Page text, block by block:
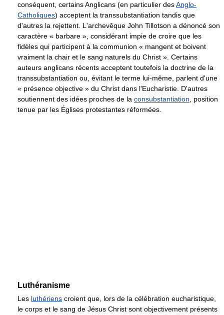
conséquent, certains Anglicans (en particulier desAnglo-
Catholiques) acceptent la transsubstantiation tandis que
d'autres la rejettent. L'archevêque John Tillotson a dénoncé son
caractère « barbare », considérant impie de croire que les
fidèles qui participent à la communion « mangent et boivent
vraiment la chair et le sang naturels du Christ ». Certains
auteurs anglicans récents acceptent toutefois la doctrine de la
transsubstantiation ou, évitant le terme lui-même, parlent d'une
« présence objective » du Christ dans l'Eucharistie. D'autres
soutiennent des idées proches de la consubstantiation, position
tenue par les Églises protestantes réformées.
Luthéranisme
Les luthériens croient que, lors de la célébration eucharistique,
le corps et le sang de Jésus Christ sont objectivement présents